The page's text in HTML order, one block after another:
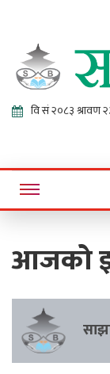
Online News Portal
आजको